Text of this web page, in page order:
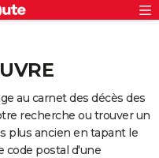
au carnet des décès des
recherche ou trouver un
plus ancien en tapant le
code postal d'une